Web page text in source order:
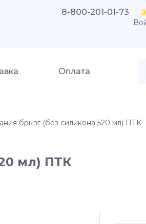
8-800-201-01-73
Оплата
брызг (без силикона 520 мл) ПТК
мл) ПТК